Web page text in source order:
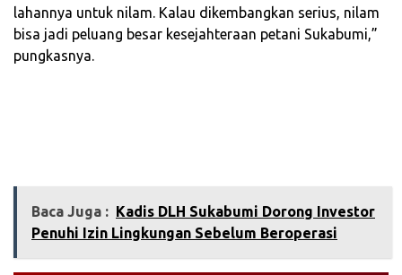
lahannya untuk nilam. Kalau dikembangkan serius, nilam
bisa jadi peluang besar kesejahteraan petani Sukabumi,”
pungkasnya.
Baca Juga : ‎Kadis DLH Sukabumi Dorong Investor
Penuhi Izin Lingkungan Sebelum Beroperasi‎